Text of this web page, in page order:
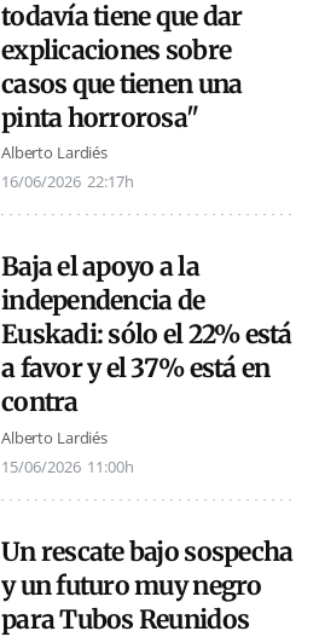
todavía tiene que dar
explicaciones sobre
casos que tienen una
pinta horrorosa"
Alberto Lardiés
16/06/2026 22:17h
Baja el apoyo a la
independencia de
Euskadi: sólo el 22% está
a favor y el 37% está en
contra
Alberto Lardiés
15/06/2026 11:00h
Un rescate bajo sospecha
y un futuro muy negro
para Tubos Reunidos